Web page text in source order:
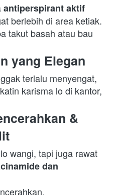
antiperspirant aktif
berlebih di area ketiak.
takut basah atau bau
yang Elegan
terlalu menyengat,
karisma lo di kantor,
&
wangi, tapi juga rawat
dan